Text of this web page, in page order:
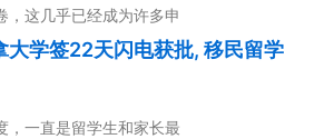
，这几乎已经成为许多申
大学签22天闪电获批, 移民留学
，一直是留学生和家长最